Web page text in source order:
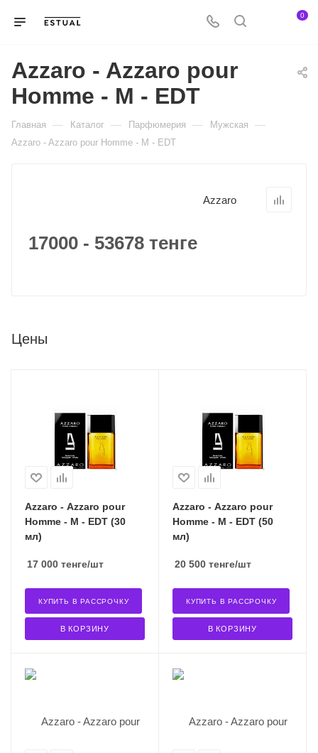
0
Azzaro - Azzaro pour
Homme - M - EDT
Главная — Каталог — Парфюмерия — Мужская —
Azzaro - Azzaro pour Homme - M - EDT
Azzaro
17000 - 53678 тенге
Цены
Azzaro - Azzaro pour
Homme - M - EDT (30
мл)
17 000 тенге/шт
В КОРЗИНУ
КУПИТЬ В РАССРОЧКУ
Azzaro - Azzaro pour
Homme - M - EDT (50
мл)
20 500 тенге/шт
В КОРЗИНУ
КУПИТЬ В РАССРОЧКУ